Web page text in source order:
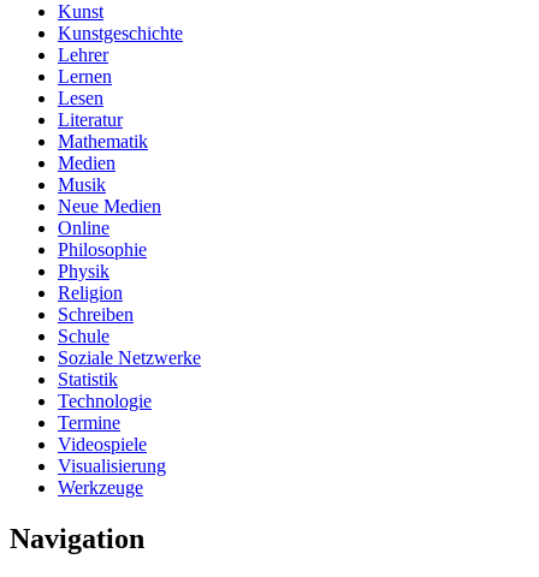
Kunst
Kunstgeschichte
Lehrer
Lernen
Lesen
Literatur
Mathematik
Medien
Musik
Neue Medien
Online
Philosophie
Physik
Religion
Schreiben
Schule
Soziale Netzwerke
Statistik
Technologie
Termine
Videospiele
Visualisierung
Werkzeuge
Navigation